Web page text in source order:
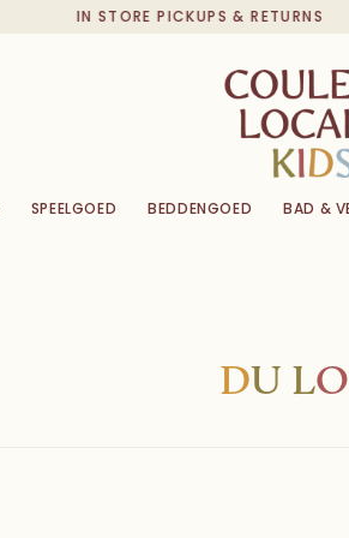
IN STORE PICKUPS & RETURNS
SPEELGOED BEDDENGOED BAD &
DU LO